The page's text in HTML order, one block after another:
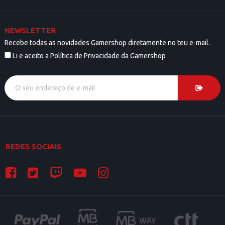
NEWSLETTER
Recebe todas as novidades Gamershop diretamente no teu e-mail.
Li e aceito a Política de Privacidade da Gamershop
REDES SOCIAIS